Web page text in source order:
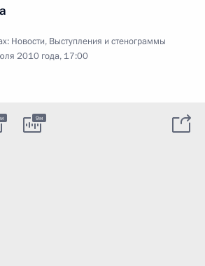
Новости, Выступления и стенограммы
2010 года, 17:00
9м